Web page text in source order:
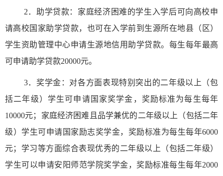
2．助学贷款：家庭经济困难的学生入学后可向高校申
请高校国家助学贷款，也可在入学前到生源所在地县（区）
学生资助管理中心申请生源地信用助学贷款。每生每年最高
可申请助学贷款20000元。
3．奖学金：对各方面表现特别突出的二年级以上（包
括二年级）学生可申请国家奖学金，奖励标准为每生每年
10000元；家庭经济困难且品学兼优的二年级以上（包括二年
级）学生可申请国家励志奖学金，奖励标准为每生每年6000
元；学习等方面综合表现优秀的二年级以上（包括二年级）
学生可以申请安阳师范学院奖学金，奖励标准每生每年2000